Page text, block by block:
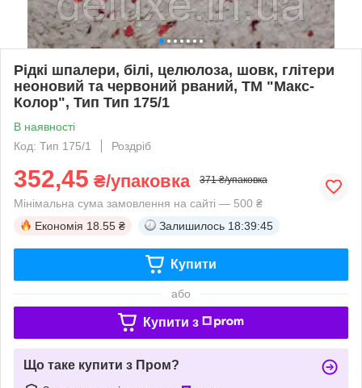
Рідкі шпалери, білі, целюлоза, шовк, глітери
неоновий та червоний рваний, ТМ "Макс-
Колор", Тип Тип 175/1
В наявності
Код: Тип 175/1
Роздріб
352,45 ₴/упаковка 371 ₴/упаковка
Мінімальна сума замовлення на сайті — 500 ₴
Економія 18.55 ₴ Залишилось 18:39:44
Купити
або
Купити з
Що таке купити з Пром?